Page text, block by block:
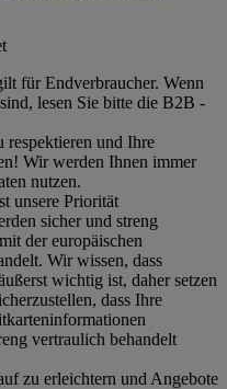
für Endverbraucher. Wenn
lesen Sie bitte die B2B -
respektieren und Ihre
Wir werden Ihnen immer
nutzen.
unsere Priorität
sicher und streng
der europäischen
Wir wissen, dass
wichtig ist, daher setzen
dass Ihre
vertraulich behandelt
zu erleichtern und Angebote